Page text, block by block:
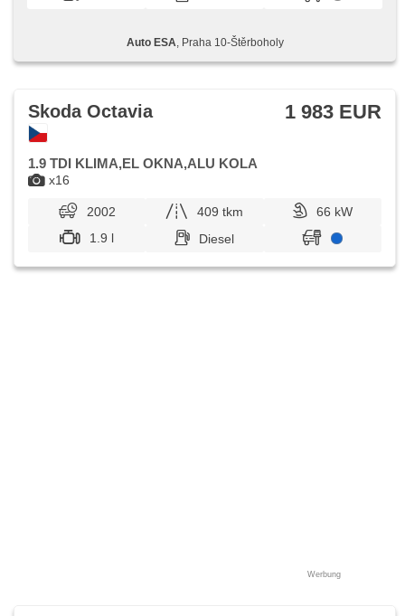
Auto ESA , Praha 10-Štěrboholy
x16
Skoda Octavia 1 983 EUR
1.9 TDI KLIMA,EL OKNA,ALU KOLA
2002 409 tkm
66 kW
1.9 l
Diesel
Werbung